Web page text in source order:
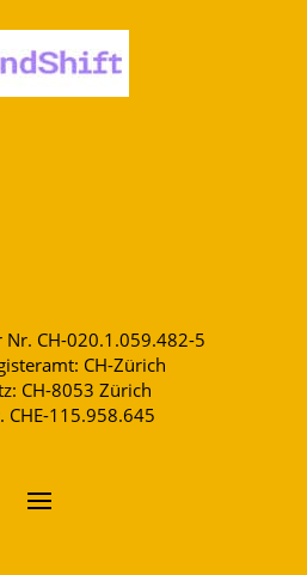
Nr. CH-020.1.059.482-5
CH-Zürich
CH-8053 Zürich
CHE-115.958.645